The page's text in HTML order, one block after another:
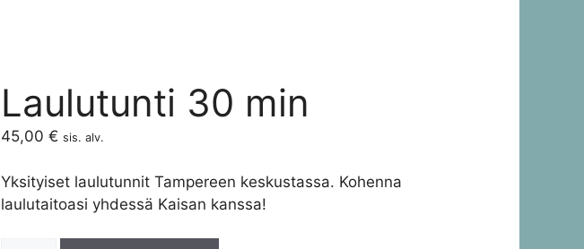
Laulutunti 30 min
45,00€ sis. alv.
Yksityiset laulutunnit Tampereen keskustassa. Kohenna
laulutaitoasi yhdessä Kaisan kanssa!